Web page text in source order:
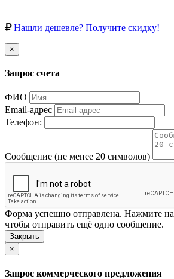
Нашли дешевле? Получите скидку!
×
Запрос счета
ФИО
Email-адрес
Телефон:
Сообщение (не менее 20 символов)
Форма успешно отправлена. Нажмите на
чтобы отправить ещё одно сообщение.
Закрыть
×
Запрос коммерческого предложения